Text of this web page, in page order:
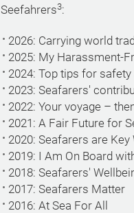
Seefahrers3:
2026: Carrying world
2025: My Harassment-
2024: Top tips for safety
2023: Seafarers'
2022: Your voyage –
2021: A Fair Future for
2020: Seafarers are Key
2019: I Am On Board
2018: Seafarers'
2017: Seafarers Matter
2016: At Sea For All